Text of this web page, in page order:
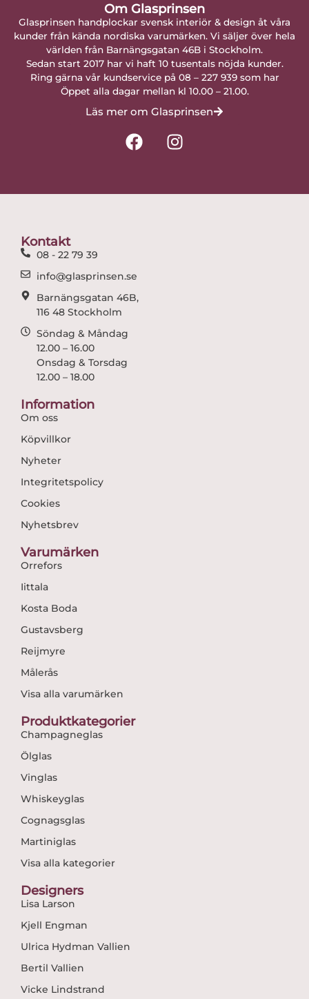
Om Glasprinsen
Glasprinsen handplockar svensk interiör & design åt våra
kunder från kända nordiska varumärken. Vi säljer över hela
världen från Barnängsgatan 46B i Stockholm.
Sedan start 2017 har vi haft 10 tusentals nöjda kunder.
Ring gärna vår kundservice på 08 – 227 939 som har
Öppet alla dagar mellan kl 10.00 – 21.00.
Läs mer om Glasprinsen
F
a
I
n
Kontakt
08 - 22 79 39
info@glasprinsen.se
Barnängsgatan 46B,
116 48 Stockholm
Söndag & Måndag
12.00 – 16.00
Onsdag & Torsdag
12.00 – 18.00
Information
Om oss
Köpvillkor
Nyheter
Integritetspolicy
Cookies
Nyhetsbrev
Varumärken
Orrefors
Iittala
Kosta Boda
Gustavsberg
Reijmyre
Målerås
Visa alla varumärken
Produktkategorier
Champagneglas
Ölglas
Vinglas
Whiskeyglas
Cognagsglas
Martiniglas
Visa alla kategorier
Designers
Lisa Larson
Kjell Engman
Ulrica Hydman Vallien
Bertil Vallien
Vicke Lindstrand